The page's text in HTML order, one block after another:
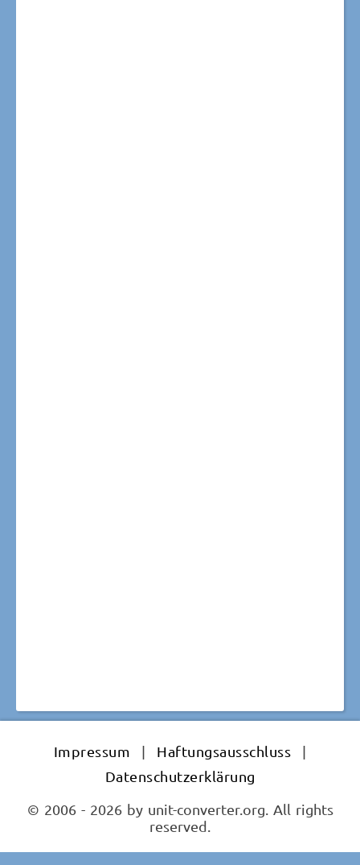
Impressum | Haftungsausschluss
|
Datenschutzerklärung
© 2006 - 2026 by unit-converter.org. All rights
reserved.